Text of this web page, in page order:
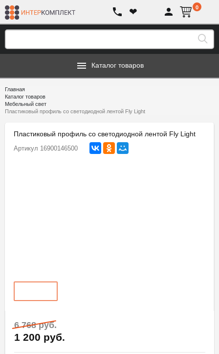
❤ 0
Каталог товаров
Главная
Каталог товаров
Мебельный свет
Пластиковый профиль со светодиодной лентой Fly Light
Пластиковый профиль со светодиодной лентой Fly Light
Артикул 16900146500
6 768 руб.
1 200 руб.